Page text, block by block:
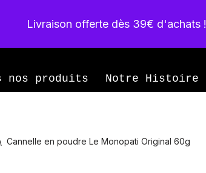
Livraison offerte dès 39€ d'achats !
nos produits Notre Histoire
Cannelle en poudre Le Monopati Original 60g